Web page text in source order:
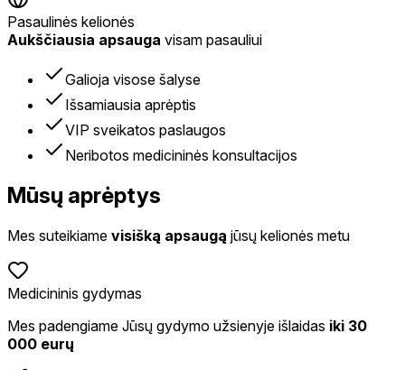
Pasaulinės kelionės
Aukščiausia apsauga visam pasauliui
Galioja visose šalyse
Išsamiausia aprėptis
VIP sveikatos paslaugos
Neribotos medicininės konsultacijos
Mūsų aprėptys
Mes suteikiame visišką apsaugą jūsų kelionės metu
Medicininis gydymas
Mes padengiame Jūsų gydymo užsienyje išlaidas iki 30
000 eurų